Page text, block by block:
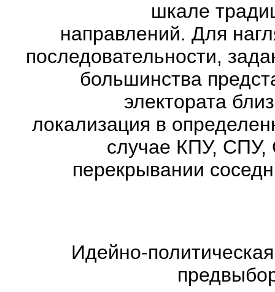
шкале
направлений. Для
последовательности,
большинства
электората
локализация в
случае КПУ,
перекрывании
Идейно-